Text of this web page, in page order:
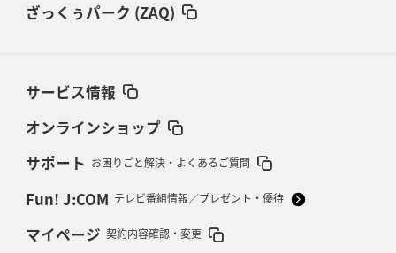
ざっくぅパーク (ZAQ)
サービス情報
オンラインショップ
サポート お困りごと解決・よくあるご質問
Fun! J:COM テレビ番組情報／プレゼント・優待
マイページ 契約内容確認・変更